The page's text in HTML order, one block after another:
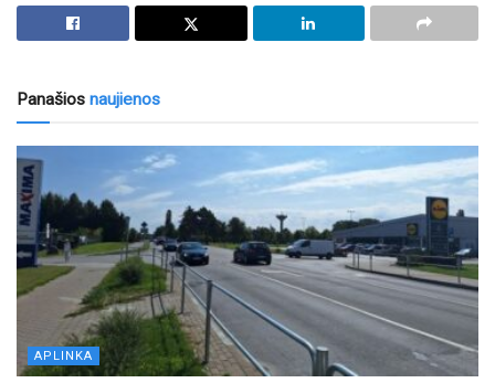
Panašios naujienos
APLINKA